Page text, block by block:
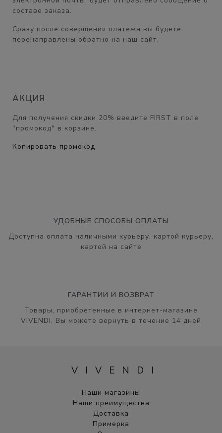
составе заказа.
Сразу после совершения платежа вы будете
перенаправлены обратно на наш сайт.
АКЦИЯ
Для получения скидки 20% введите FIRST в поле
"промокод" в корзине.
Копировать промокод
УДОБНЫЕ СПОСОБЫ ОПЛАТЫ
Доступна оплата наличными курьеру, картой курьеру,
картой на сайте
ГАРАНТИИ И ВОЗВРАТ
Товары, приобретенные в интернет-магазине
VIVENDI, Вы можете вернуть в течение 14 дней
VIVENDI
Наши магазины
Наши преимущества
Доставка
Примерка